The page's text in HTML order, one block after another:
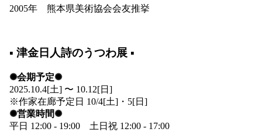
2005年 熊本県美術協会会友推挙
▪️ 津金日人詩のうつわ展 ▪️
✺会期予定✺
2025.10.4[土] 〜 10.12[日]
※作家在廊予定日 10/4[土]・5[日]
✺営業時間✺
平日 12:00 - 19:00 土日祝 12:00 - 17:00